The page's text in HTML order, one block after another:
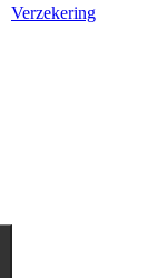
Verzekering